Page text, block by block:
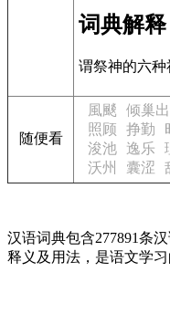
词典解释
谓祭神的六种
随便看
風颷 倾巢
照顾
挣勤
浚池
逸乐
沃州
囊涩
汉语词典包含277891条
释义及用法，是语文学习